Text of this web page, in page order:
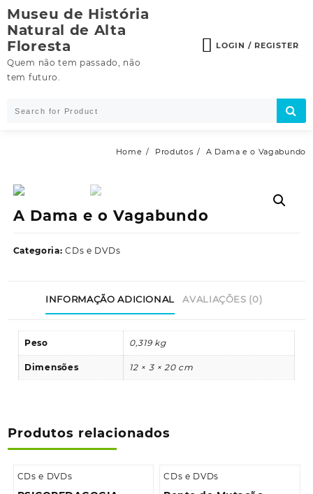
Skip
to
content
Museu de História
Natural de Alta
Floresta
Quem não tem passado, não
tem futuro.
LOGIN / REGISTER
Home Produtos A Dama e o Vagabundo
A Dama e o Vagabundo
Categoria:CDs e DVDs
INFORMAÇÃO ADICIONAL AVALIAÇÕES (0)
Peso 0,319 kg
Dimensões 12 × 3 × 20 cm
Produtos relacionados
CDs e DVDs CDs e DVDs